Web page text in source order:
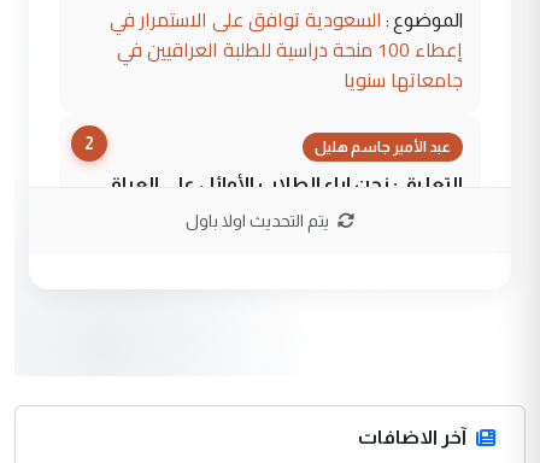
الموضوع : السعودية توافق على الاستمرار في
إعطاء 100 منحة دراسية للطلبة العراقيين في
جامعاتها سنويا
2 عبد الأمير جاسم هليل
التعليق : نحن اباء الطلاب الأوائل على العراق
نتشرف بلقاء السيد احمد الصافي في العتبات
التعليق : قرار مستعجل جدا ولامصلحة فيه
للوزاره ولا للمواطن القرار الصائب يكون بعد
يتم التحديث اولا باول
آخر الاضافات